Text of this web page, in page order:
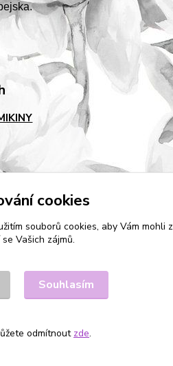
cookies
souborů cookies, aby Vám mohli
Vašich zájmů.
Souhlasím
odmítnout zde.